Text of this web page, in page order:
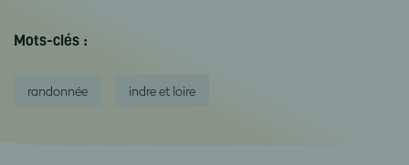
Mots-clés :
randonnée indre et loire